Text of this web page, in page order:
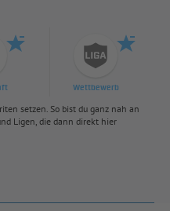
Wettbewerb
setzen. So bist du ganz nah an
Ligen, die dann direkt hier